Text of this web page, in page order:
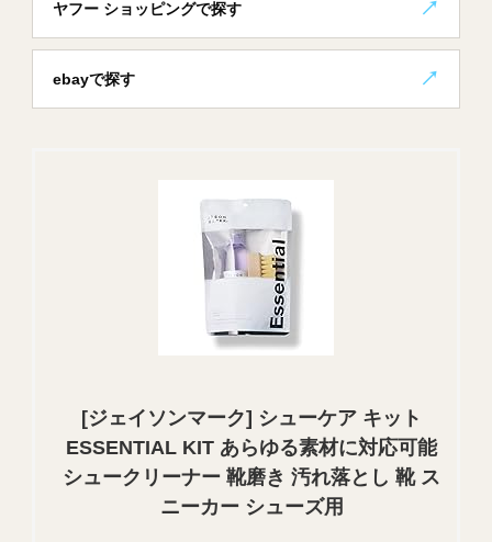
ヤフー ショッピングで探す
ebayで探す
[ジェイソンマーク] シューケア キット
ESSENTIAL KIT あらゆる素材に対応可能
シュークリーナー 靴磨き 汚れ落とし 靴 ス
ニーカー シューズ用